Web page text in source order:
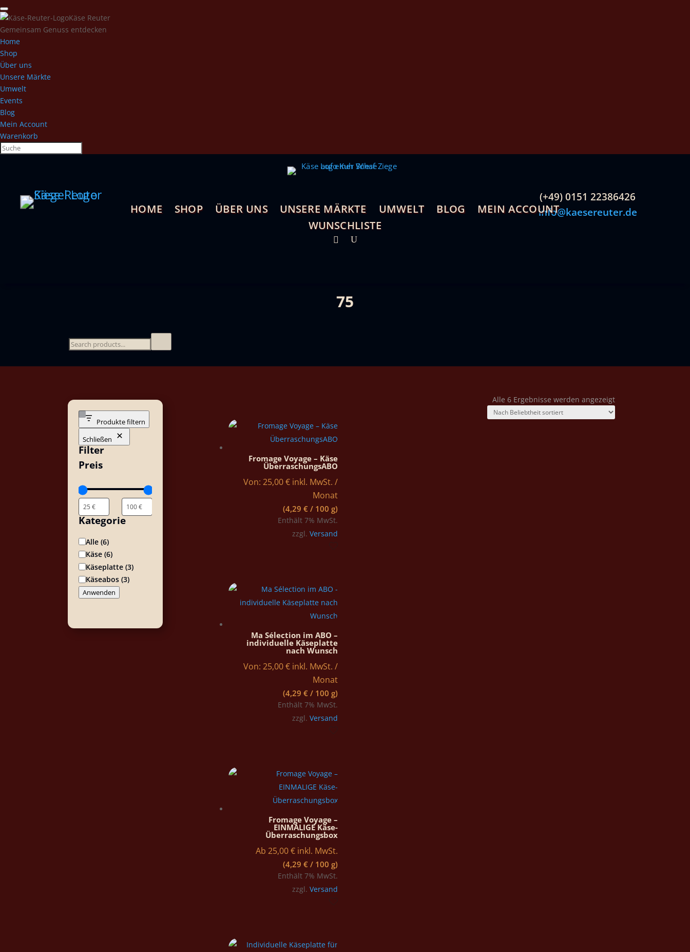
Käse Reuter
Gemeinsam Genuss entdecken
Home
Shop
Über uns
Unsere Märkte
Umwelt
Events
Blog
Mein Account
Warenkorb
(+49) 0151 22386426
info@kaesereuter.de
HOME SHOP ÜBER UNS UNSERE MÄRKTE UMWELT BLOG
MEIN ACCOUNT
WUNSCHLISTE
75
Produkte filtern
Schließen
Filter
Preis
Kategorie
Kategorie
Alle (6)
Käse (6)
Käseplatte (3)
Käseabos (3)
Anwenden
Alle 6 Ergebnisse werden angezeigtNach
sortiert
Fromage Voyage – Käse
ÜberraschungsABO
Von:25,00€ inkl. MwSt. /
Monat
(4,29€ / 100 g)
Enthält 7% MwSt.
zzgl.Versand
Ma Sélection im ABO –
individuelle Käseplatte
nach Wunsch
Von:25,00€ inkl. MwSt. /
Monat
(4,29€ / 100 g)
Enthält 7% MwSt.
zzgl.Versand
Fromage Voyage –
EINMALIGE Käse-
Überraschungsbox
Ab 25,00€ inkl. MwSt.
(4,29€ / 100 g)
Enthält 7% MwSt.
zzgl.Versand